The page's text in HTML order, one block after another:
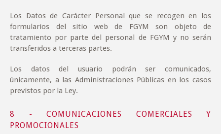
Los Datos de Carácter Personal que se recogen en los
formularios del sitio web de FGYM son objeto de
tratamiento por parte del personal de FGYM y no serán
transferidos a terceras partes.
Los datos del usuario podrán ser comunicados,
únicamente, a las Administraciones Públicas en los casos
previstos por la Ley.
8 - COMUNICACIONES COMERCIALES Y
PROMOCIONALES